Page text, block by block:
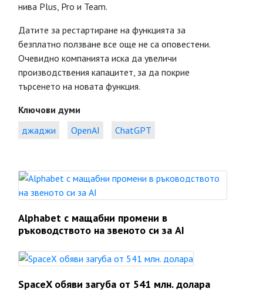
нива Plus, Pro и Team.
Датите за рестартиране на функцията за
безплатно ползване все още не са оповестени.
Очевидно компанията иска да увеличи
производствения капацитет, за да покрие
търсенето на новата функция.
Ключови думи
джаджи
OpenAI ChatGPT
Alphabet с мащабни промени в
ръководството на звеното си за AI
SpaceX обяви загуба от 541 млн. долара